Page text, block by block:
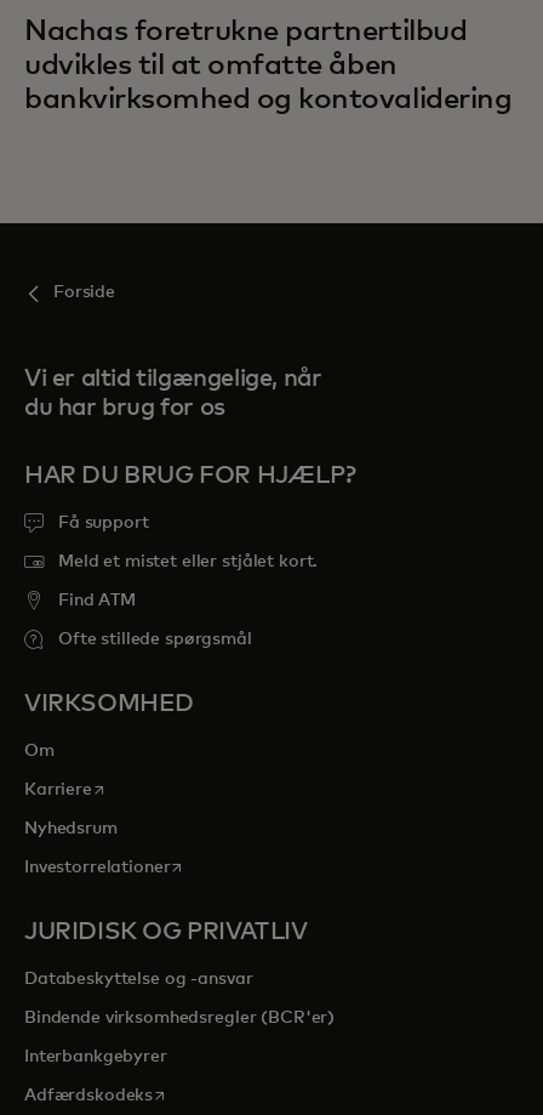
Nachas foretrukne partnertilbud
udvikles til at omfatte åben
bankvirksomhed og kontovalidering
Forside
Vi er altid tilgængelige, når
du har brug for os
HAR DU BRUG FOR HJÆLP?
Få support
Meld et mistet eller stjålet kort.
Find ATM
Ofte stillede spørgsmål
VIRKSOMHED
Om
Karriereopens in a new tab
Nyhedsrum
Investorrelationeropens in a new tab
JURIDISK OG PRIVATLIV
Databeskyttelse og -ansvar
Bindende virksomhedsregler (BCR'er)
Interbankgebyrer
Adfærdskodeksopens in a new tab